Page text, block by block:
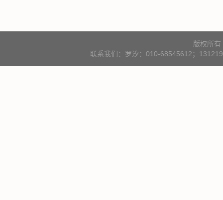
版权所
联系我们：罗汐：010-68545612；